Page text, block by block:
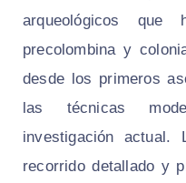
arqueológicos que
precolombina y
desde los primeros
las técnicas
investigación
recorrido detallado y